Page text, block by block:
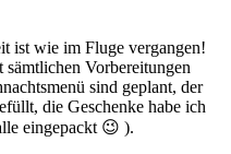
ist wie im Fluge vergangen!
Vorbereitungen
sind geplant, der
die Geschenke habe ich
eingepackt 😉 ).